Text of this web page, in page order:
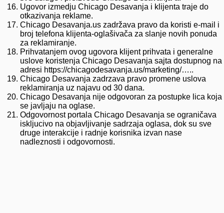
Ugovor izmedju Chicago Desavanja i klijenta traje do
otkazivanja reklame.
Chicago Desavanja.us zadržava pravo da koristi e-mail i
broj telefona klijenta-oglašivača za slanje novih ponuda
za reklamiranje.
Prihvatanjem ovog ugovora klijent prihvata i generalne
uslove koristenja Chicago Desavanja sajta dostupnog na
adresi https://chicagodesavanja.us/marketing/…..
Chicago Desavanja zadrzava pravo promene uslova
reklamiranja uz najavu od 30 dana.
Chicago Desavanja nije odgovoran za postupke lica koja
se javljaju na oglase.
Odgovornost portala Chicago Desavanja se ograničava
iskljucivo na objavljivanje sadrzaja oglasa, dok su sve
druge interakcije i radnje korisnika izvan nase
nadleznosti i odgovornosti.